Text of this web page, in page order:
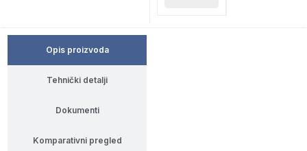
Opis proizvoda
Tehnički detalji
Dokumenti
Komparativni pregled